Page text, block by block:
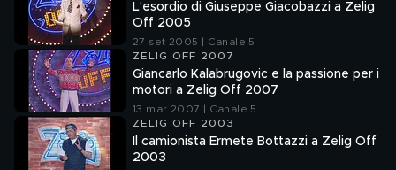
L'esordio di Giuseppe Giacobazzi a Zelig
Off 2005
27 set 2005 | Canale 5
ZELIG OFF 2007
Giancarlo Kalabrugovic e la passione per i
motori a Zelig Off 2007
13 mar 2007 | Canale 5
ZELIG OFF 2003
Il camionista Ermete Bottazzi a Zelig Off
2003